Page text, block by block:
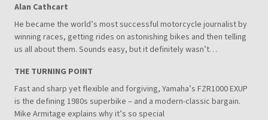
Alan Cathcart
He became the world’s most successful motorcycle journalist by
winning races, getting rides on astonishing bikes and then telling
us all about them. Sounds easy, but it definitely wasn’t…
THE TURNING POINT
Fast and sharp yet flexible and forgiving, Yamaha’s FZR1000 EXUP
is the defining 1980s superbike – and a modern-classic bargain.
Mike Armitage explains why it’s so special